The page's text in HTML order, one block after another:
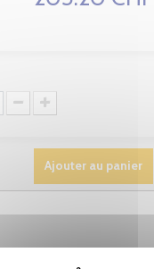
Ajouter au panier